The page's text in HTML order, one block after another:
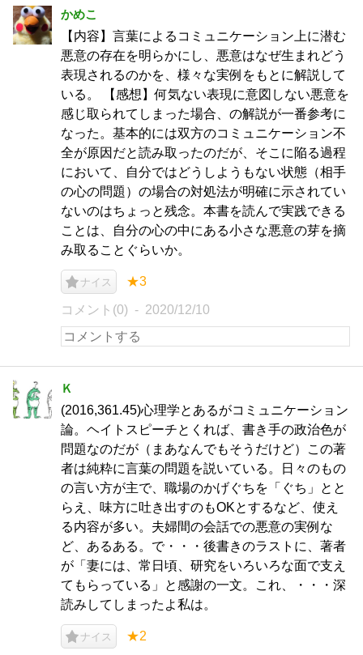
かめこ
【内容】言葉によるコミュニケーション上に潜む
悪意の存在を明らかにし、悪意はなぜ生まれどう
表現されるのかを、様々な実例をもとに解説して
いる。 【感想】何気ない表現に意図しない悪意を
感じ取られてしまった場合、の解説が一番参考に
なった。基本的には双方のコミュニケーション不
全が原因だと読み取ったのだが、そこに陥る過程
において、自分ではどうしようもない状態（相手
の心の問題）の場合の対処法が明確に示されてい
ないのはちょっと残念。本書を読んで実践できる
ことは、自分の心の中にある小さな悪意の芽を摘
み取ることぐらいか。
ナイス ★3
コメント(0) 2020/12/10
Ｋ
(2016,361.45)心理学とあるがコミュニケーション
論。ヘイトスピーチとくれば、書き手の政治色が
問題なのだが（まあなんでもそうだけど）この著
者は純粋に言葉の問題を説いている。日々のもの
の言い方が主で、職場のかげぐちを「ぐち」とと
らえ、味方に吐き出すのもOKとするなど、使え
る内容が多い。夫婦間の会話での悪意の実例な
ど、あるある。で・・・後書きのラストに、著者
が「妻には、常日頃、研究をいろいろな面で支え
てもらっている」と感謝の一文。これ、・・・深
読みしてしまったよ私は。
ナイス ★2